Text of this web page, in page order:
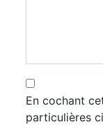
En cochant
particulières